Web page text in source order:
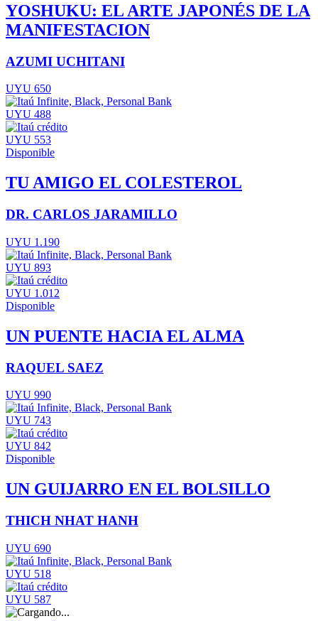
YOSHUKU: EL ARTE JAPONÉS DE LA
MANIFESTACION
AZUMI UCHITANI
UYU 650
UYU 488
UYU 553
Disponible
TU AMIGO EL COLESTEROL
DR. CARLOS JARAMILLO
UYU 1.190
UYU 893
UYU 1.012
Disponible
UN PUENTE HACIA EL ALMA
RAQUEL SAEZ
UYU 990
UYU 743
UYU 842
Disponible
UN GUIJARRO EN EL BOLSILLO
THICH NHAT HANH
UYU 690
UYU 518
UYU 587